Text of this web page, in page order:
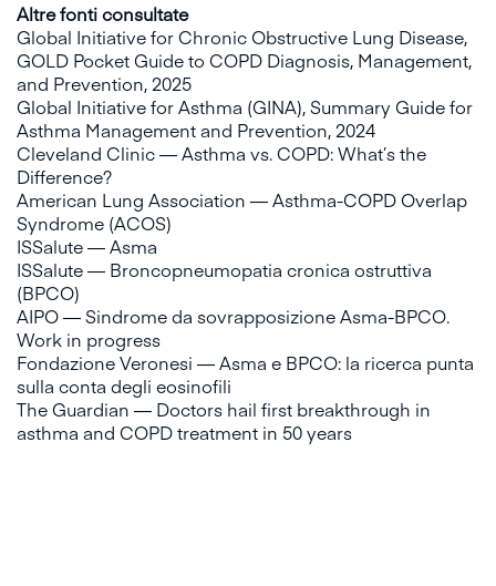
Altre fonti consultate
Global Initiative for Chronic Obstructive Lung Disease,
GOLD Pocket Guide to COPD Diagnosis, Management,
and Prevention, 2025
Global Initiative for Asthma (GINA), Summary Guide for
Asthma Management and Prevention, 2024
Cleveland Clinic — Asthma vs. COPD: What’s the
Difference?
American Lung Association — Asthma-COPD Overlap
Syndrome (ACOS)
ISSalute — Asma
ISSalute — Broncopneumopatia cronica ostruttiva
(BPCO)
AIPO — Sindrome da sovrapposizione Asma-BPCO.
Work in progress
Fondazione Veronesi — Asma e BPCO: la ricerca punta
sulla conta degli eosinofili
The Guardian — Doctors hail first breakthrough in
asthma and COPD treatment in 50 years